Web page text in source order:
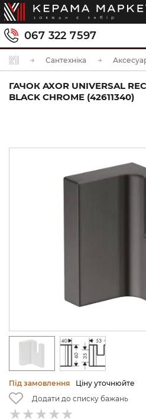
067 322 7597
Сантехніка
ГАЧОК AXOR UNIVERSAL
BLACK CHROME (42611340)
Під замовлення
Ціну уточнюйте
Додати до списку бажань